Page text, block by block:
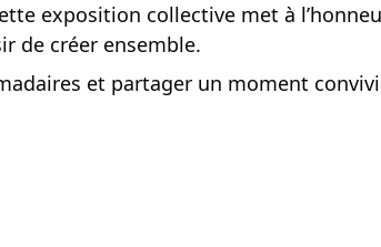
exposition collective met à
de créer ensemble.
et partager un moment